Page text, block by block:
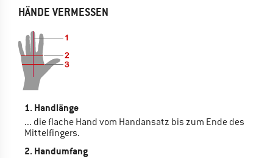
HÄNDE VERMESSEN
1. Handlänge
... die flache Hand vom Handansatz bis zum Ende des
Mittelfingers.
2. Handumfang